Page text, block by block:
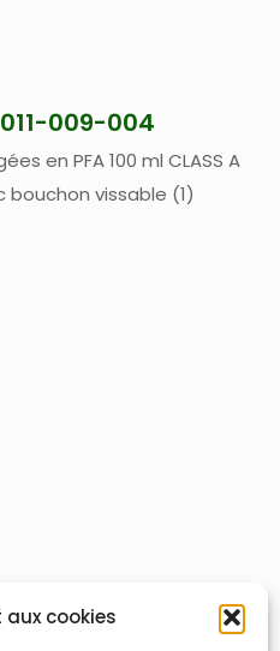
cookies
011-009-004
en PFA 100 ml CLASS A
bouchon vissable (1)